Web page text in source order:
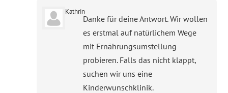
Kathrin
Danke für deine Antwort. Wir wollen
es erstmal auf natürlichem Wege
mit Ernährungsumstellung
probieren. Falls das nicht klappt,
suchen wir uns eine
Kinderwunschklinik.